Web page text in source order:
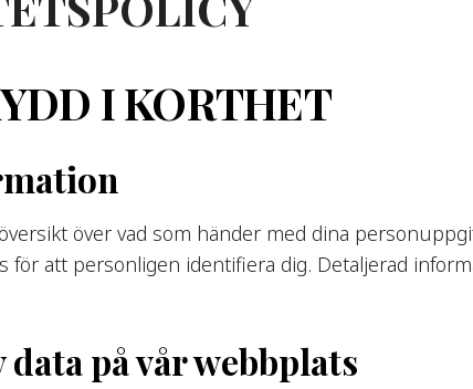
I KORTHET
över vad som händer med dina
för att personligen identifiera dig. Detaljerad
på vår webbplats